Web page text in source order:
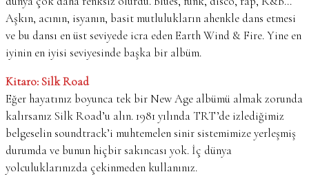
Aşkın, acının, isyanın, basit mutlulukların ahenkle dans etmesi
ve bu dansı en üst seviyede icra eden Earth Wind & Fire. Yine en
iyinin en iyisi seviyesinde başka bir albüm.
Kitaro: Silk Road
Eğer hayatınız boyunca tek bir New Age albümü almak zorunda
kalırsanız Silk Road’u alın. 1981 yılında TRT’de izlediğimiz
belgeselin soundtrack’i muhtemelen sinir sistemimize yerleşmiş
durumda ve bunun hiçbir sakıncası yok. İç dünya
yolculuklarınızda çekinmeden kullanınız.